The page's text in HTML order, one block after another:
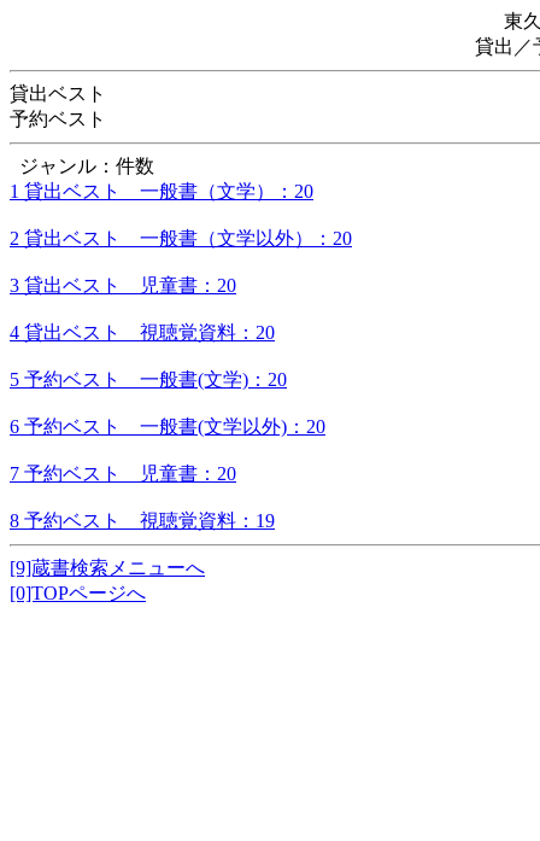
東
貸出／
貸出ベスト
予約ベスト
ジャンル：件数
1 貸出ベスト 一般書（文学）：20
2 貸出ベスト 一般書（文学以外）：20
3 貸出ベスト 児童書：20
4 貸出ベスト 視聴覚資料：20
5 予約ベスト 一般書(文学)：20
6 予約ベスト 一般書(文学以外)：20
7 予約ベスト 児童書：20
8 予約ベスト 視聴覚資料：19
[9]蔵書検索メニューへ
[0]TOPページへ